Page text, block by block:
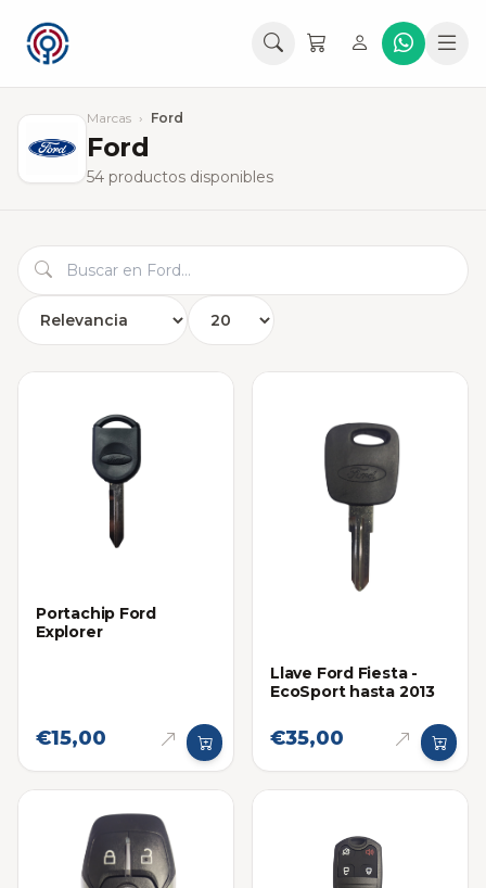
Marcas › Ford
Ford
54 productos disponibles
Portachip Ford
Explorer
€15,00
Llave Ford Fiesta -
EcoSport hasta 2013
€35,00